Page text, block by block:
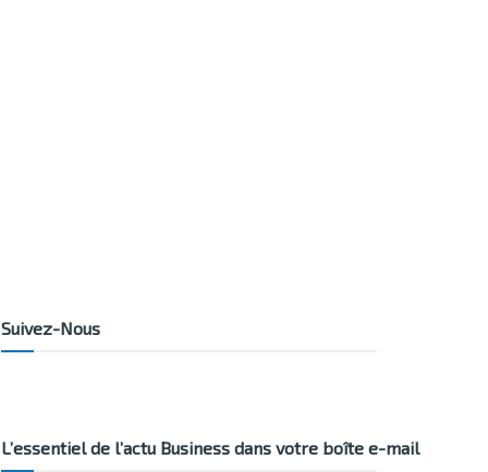
Suivez-Nous
L’essentiel de l’actu Business dans votre boîte e-mail